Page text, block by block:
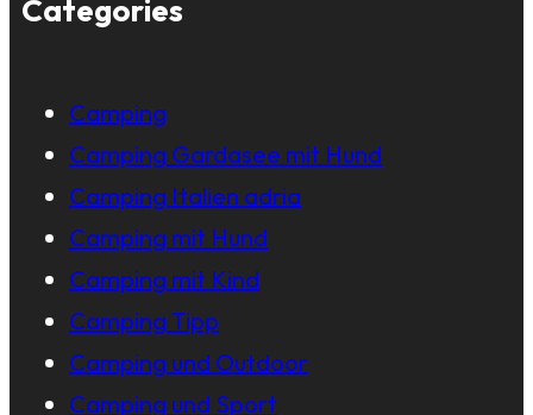
Categories
Camping
Camping Gardasee mit Hund
Camping Italien adria
Camping mit Hund
Camping mit Kind
Camping Tipp
Camping und Outdoor
Camping und Sport